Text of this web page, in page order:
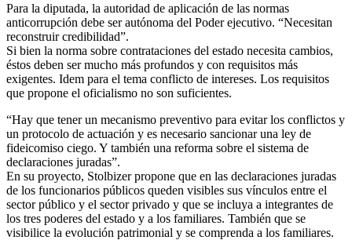
Para la diputada, la autoridad de aplicación de las normas
anticorrupción debe ser autónoma del Poder ejecutivo. “Necesitan
reconstruir credibilidad”.
Si bien la norma sobre contrataciones del estado necesita cambios,
éstos deben ser mucho más profundos y con requisitos más
exigentes. Idem para el tema conflicto de intereses. Los requisitos
que propone el oficialismo no son suficientes.
“Hay que tener un mecanismo preventivo para evitar los conflictos y
un protocolo de actuación y es necesario sancionar una ley de
fideicomiso ciego. Y también una reforma sobre el sistema de
declaraciones juradas”.
En su proyecto, Stolbizer propone que en las declaraciones juradas
de los funcionarios públicos queden visibles sus vínculos entre el
sector público y el sector privado y que se incluya a integrantes de
los tres poderes del estado y a los familiares. También que se
visibilice la evolución patrimonial y se comprenda a los familiares.